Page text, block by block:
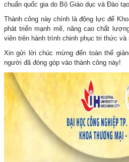
chuẩn quốc gia do Bộ Giáo dục và Đào
Thành công này chính là động lực để
phát triển mạnh mẽ, nâng cao chất
viên trên hành trình chinh phục tri thức và
Xin gửi lời chúc mừng đến toàn thể
người đã đóng góp vào thành công này!